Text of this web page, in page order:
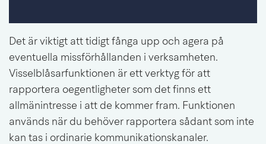
Det är viktigt att tidigt fånga upp och agera på
eventuella missförhållanden i verksamheten.
Visselblåsarfunktionen är ett verktyg för att
rapportera oegentligheter som det finns ett
allmänintresse i att de kommer fram. Funktionen
används när du behöver rapportera sådant som inte
kan tas i ordinarie kommunikationskanaler.